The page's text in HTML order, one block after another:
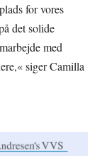
for vores
det solide
med
siger Camilla